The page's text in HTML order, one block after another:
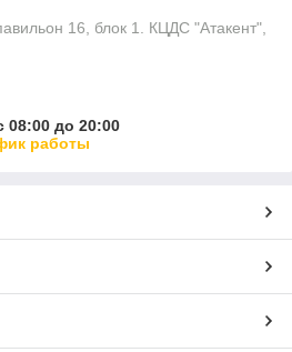
16, блок 1. КЦДС "Атакент",
08:00 до 20:00
работы